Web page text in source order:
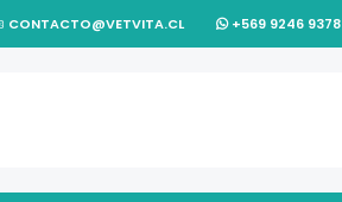
CONTACTO@VETVITA.CL +569 9246 9378